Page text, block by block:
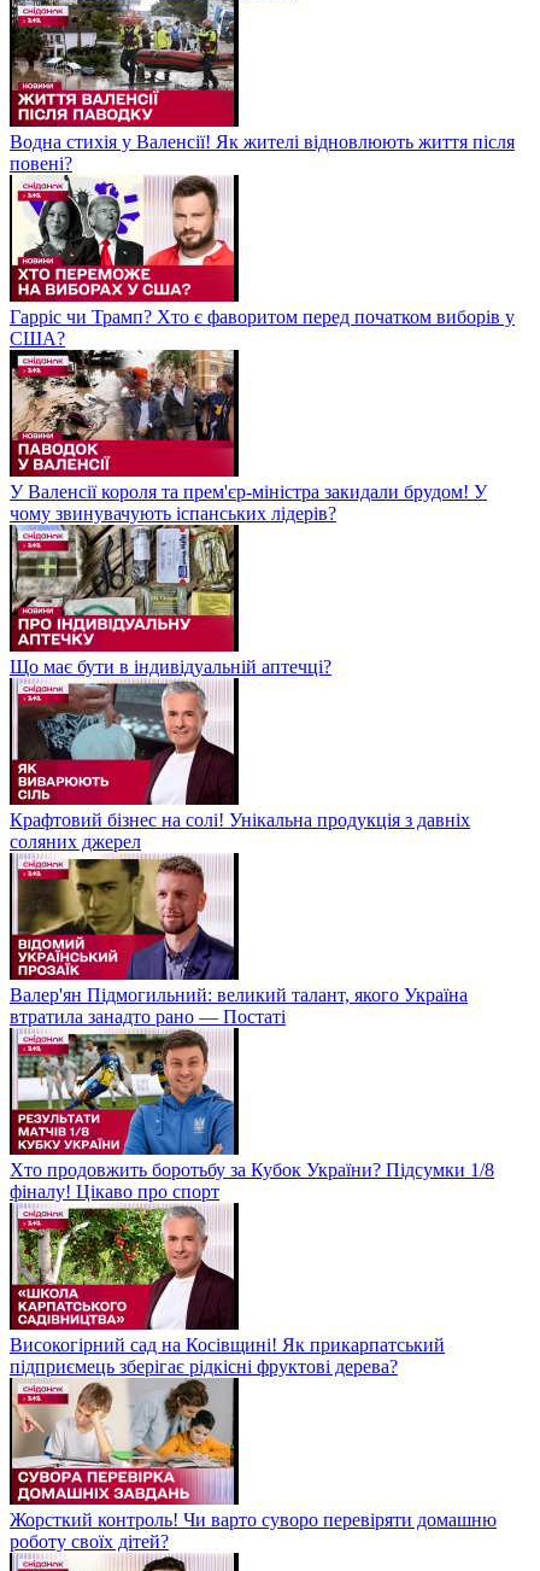
Водна стихія у Валенсії! Як жителі відновлюють життя після
повені?
Гарріс чи Трамп? Хто є фаворитом перед початком виборів у
США?
У Валенсії короля та прем'єр-міністра закидали брудом! У
чому звинувачують іспанських лідерів?
Що має бути в індивідуальній аптечці?
Крафтовий бізнес на солі! Унікальна продукція з давніх
соляних джерел
Валер'ян Підмогильний: великий талант, якого Україна
втратила занадто рано — Постаті
Хто продовжить боротьбу за Кубок України? Підсумки 1/8
фіналу! Цікаво про спорт
Високогірний сад на Косівщині! Як прикарпатський
підприємець зберігає рідкісні фруктові дерева?
Жорсткий контроль! Чи варто суворо перевіряти домашню
роботу своїх дітей?